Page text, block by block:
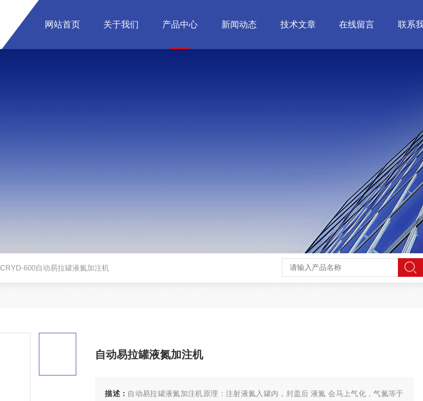
网站首页 关于我们 产品中心 新闻动态 技术文章 在线留言 联系
CRYD-600自动易拉罐液氮加注机
自动易拉罐液氮加注机
描述： 自动易拉罐液氮加注机原理：注射液氮入罐内，封盖后 液氮 会马上气化，气氮等于